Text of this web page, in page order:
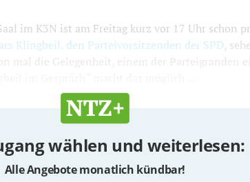
im K3N ist am Freitag kurz vor 17 Uhr schon
Klingbeil, den Parteivorsitzenden der SPD,
mal die Gelegenheit, einem der Parteigranden
wählen und weiterlesen:
Alle Angebote monatlich kündbar!